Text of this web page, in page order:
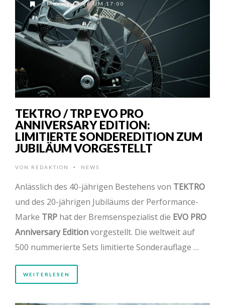
AM 22.06.2026 UM 17:00
TEKTRO / TRP EVO PRO
ANNIVERSARY EDITION:
LIMITIERTE SONDEREDITION ZUM
JUBILÄUM VORGESTELLT
VON REDAKTION • NEWS
Anlässlich des 40-jährigen Bestehens von TEKTRO
und des 20-jährigen Jubiläums der Performance-
Marke TRP hat der Bremsenspezialist die EVO PRO
Anniversary Editionvorgestellt. Die weltweit auf
500 nummerierte Sets limitierte Sonderauflage …
WEITERLESEN